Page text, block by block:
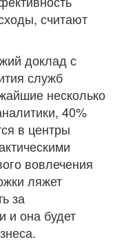
считают
доклад с
служб
несколько
40%
в центры
вовлечения
ляжет
за
и она будет